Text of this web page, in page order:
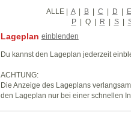
ALLE| A | B | C | D | E
P | Q | R | S |
Lageplan einblenden
Du kannst den Lageplan jederzeit
ACHTUNG:
Die Anzeige des Lageplans
den Lageplan nur bei einer schnellen